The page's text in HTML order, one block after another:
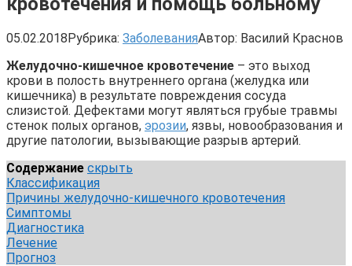
05.02.2018Рубрика: ЗаболеванияАвтор: Василий Краснов
Желудочно-кишечное кровотечение – это выход
крови в полость внутреннего органа (желудка или
кишечника) в результате повреждения сосуда
слизистой. Дефектами могут являться грубые травмы
стенок полых органов, эрозии, язвы, новообразования и
другие патологии, вызывающие разрыв артерий.
Содержание скрыть
Классификация
Причины желудочно-кишечного кровотечения
Симптомы
Диагностика
Лечение
Прогноз